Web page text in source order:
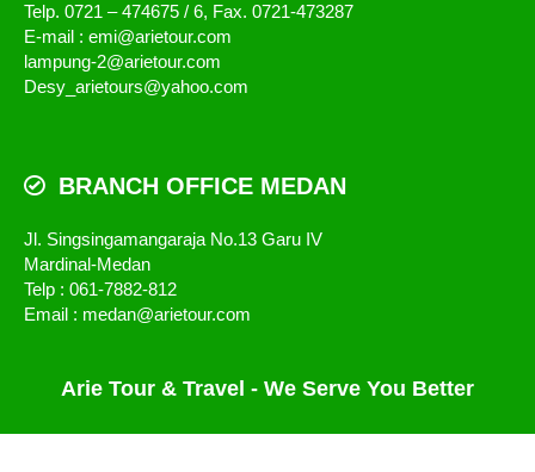
Telp. 0721 – 474675 / 6, Fax. 0721-473287
E-mail : emi@arietour.com
lampung-2@arietour.com
Desy_arietours@yahoo.com
BRANCH OFFICE MEDAN
Jl. Singsingamangaraja No.13 Garu IV
Mardinal-Medan
Telp : 061-7882-812
Email : medan@arietour.com
Arie Tour & Travel - We Serve You Better